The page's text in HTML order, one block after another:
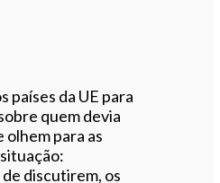
países da UE para
quem devia
para as
discutirem, os